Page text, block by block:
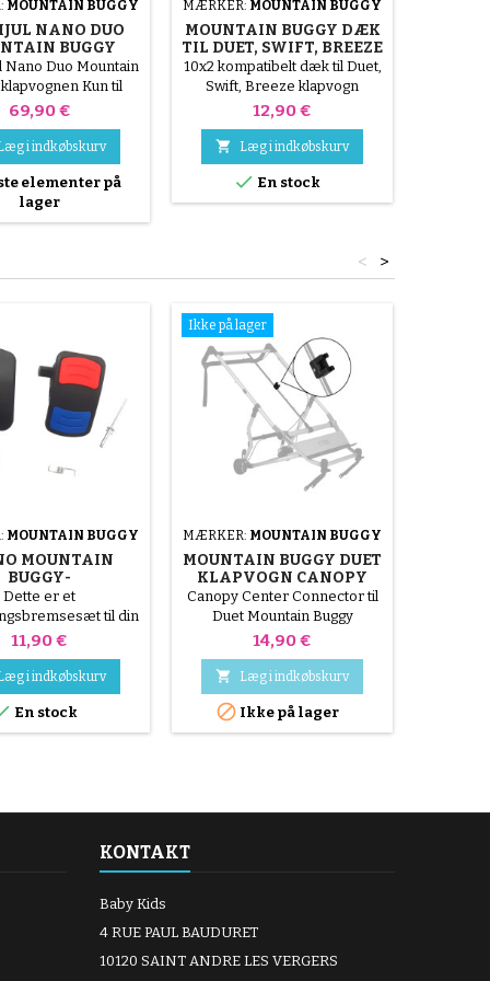
MOUNTAIN BUGGY
NANO DUO
BUGGY
Nano Duo Mountain
Kun til
klapvogn
Pris
69,90 €
i indkøbskurv
elementer på
lager
MÆRKER: MOUNTAIN BUGGY
MOUNTAIN BUGGY DÆK
TIL DUET, SWIFT, BREEZE
10x2 kompatibelt dæk til Duet,
Swift, Breeze klapvogn
Pris
12,90 €
 Læg i indkøbskurv
 En stock
>
<
MOUNTAIN BUGGY
MOUNTAIN
BUGGY-
Dette er et
til din
Kompatibel
nano-modeller,
grundlæggende
en skruetrækker og
nittetang.
Pris
11,90 €
i indkøbskurv
En stock
Ikke på lager
MÆRKER: MOUNTAIN BUGGY
MOUNTAIN BUGGY DUET
KLAPVOGN CANOPY
MOUNT
Canopy Center Connector til
Duet Mountain Buggy
Pris
14,90 €
 Læg i indkøbskurv
 Ikke på lager
KONTAKT
Baby Kids
4 RUE PAUL BAUDURET
10120 SAINT ANDRE LES VERGERS